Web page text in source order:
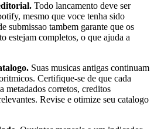
Todo lancamento deve ser
mesmo que voce tenha sido
submissao tambem garante que os
estejam completos, o que ajuda a
Suas musicas antigas continuam
Certifique-se de que cada
metadados corretos, creditos
Revise e otimize seu catalogo